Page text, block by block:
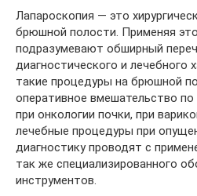
Лапароскопия — это
брюшной полости. Применяя
подразумевают обширный
диагностического и лечебного
такие процедуры на брюшной
оперативное вмешательство
при онкологии почки, при
лечебные процедуры при
диагностику проводят с
так же специализированного
инструментов.